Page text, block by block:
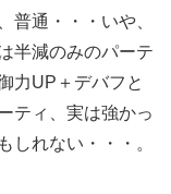
普通・・・いや、
半減のみのパーテ
力UP＋デバフと
ティ、実は強かっ
れない・・・。